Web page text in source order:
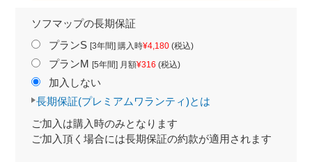
ソフマップの長期保証
プランS [3年間] 購入時¥4,180(税込)
プランM [5年間] 月額¥316 (税込)
加入しない
長期保証(プレミアムワランティ)とは
ご加入は購入時のみとなります
ご加入頂く場合には長期保証の約款が適用されます